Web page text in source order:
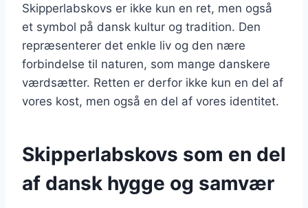
Skipperlabskovs er ikke kun en ret, men også
et symbol på dansk kultur og tradition. Den
repræsenterer det enkle liv og den nære
forbindelse til naturen, som mange danskere
værdsætter. Retten er derfor ikke kun en del af
vores kost, men også en del af vores identitet.
Skipperlabskovs som en del
af dansk hygge og samvær